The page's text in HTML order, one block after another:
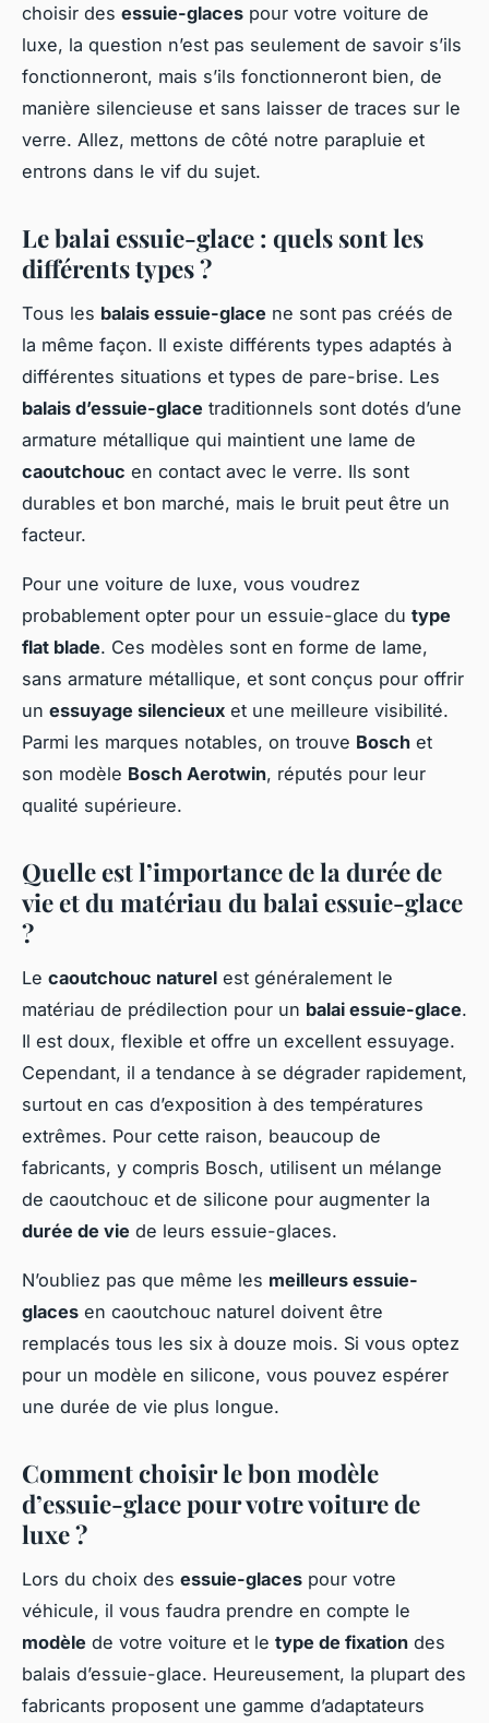
choisir des essuie-glaces pour votre voiture de
luxe, la question n’est pas seulement de savoir s’ils
fonctionneront, mais s’ils fonctionneront bien, de
manière silencieuse et sans laisser de traces sur le
verre. Allez, mettons de côté notre parapluie et
entrons dans le vif du sujet.
Le balai essuie-glace : quels sont les
différents types ?
Tous les balais essuie-glace ne sont pas créés de
la même façon. Il existe différents types adaptés à
différentes situations et types de pare-brise. Les
balais d’essuie-glace traditionnels sont dotés d’une
armature métallique qui maintient une lame de
caoutchouc en contact avec le verre. Ils sont
durables et bon marché, mais le bruit peut être un
facteur.
Pour une voiture de luxe, vous voudrez
probablement opter pour un essuie-glace du type
flat blade. Ces modèles sont en forme de lame,
sans armature métallique, et sont conçus pour offrir
un essuyage silencieux et une meilleure visibilité.
Parmi les marques notables, on trouve Bosch et
son modèle Bosch Aerotwin, réputés pour leur
qualité supérieure.
Quelle est l’importance de la durée de
vie et du matériau du balai essuie-glace
?
Le caoutchouc naturel est généralement le
matériau de prédilection pour un balai essuie-glace.
Il est doux, flexible et offre un excellent essuyage.
Cependant, il a tendance à se dégrader rapidement,
surtout en cas d’exposition à des températures
extrêmes. Pour cette raison, beaucoup de
fabricants, y compris Bosch, utilisent un mélange
de caoutchouc et de silicone pour augmenter la
durée de vie de leurs essuie-glaces.
N’oubliez pas que même les meilleurs essuie-
glaces en caoutchouc naturel doivent être
remplacés tous les six à douze mois. Si vous optez
pour un modèle en silicone, vous pouvez espérer
une durée de vie plus longue.
Comment choisir le bon modèle
d’essuie-glace pour votre voiture de
luxe ?
Lors du choix des essuie-glaces pour votre
véhicule, il vous faudra prendre en compte le
modèle de votre voiture et le type de fixation des
balais d’essuie-glace. Heureusement, la plupart des
fabricants proposent une gamme d’adaptateurs